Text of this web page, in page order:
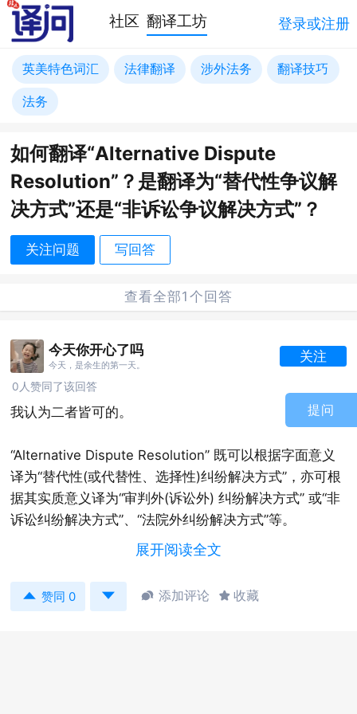
提问
社区 翻译工坊 登录或注册
英美特色词汇 法律翻译 涉外法务 翻译技巧
法务
如何翻译“Alternative Dispute
Resolution”？是翻译为“替代性争议解
决方式”还是“非诉讼争议解决方式”？
关注问题 写回答
查看全部1个回答
今天你开心了吗
今天，是余生的第一天。
关注
0人赞同了该回答
我认为二者皆可的。
“Alternative Dispute Resolution” 既可以根据字面意义
译为“替代性(或代替性、选择性)纠纷解决方式”，亦可根
据其实质意义译为“审判外(诉讼外) 纠纷解决方式” 或“非
诉讼纠纷解决方式”、“法院外纠纷解决方式”等。
“Alternative Dispute Resolution”在法律文件中常缩写为
ADR，其概念源于美国，原来是指上世纪逐步发展起来
的各种诉讼外纠纷解决方式的总称，现在一般已引申为
展开阅读全文
 赞同 0   添加评论  收藏